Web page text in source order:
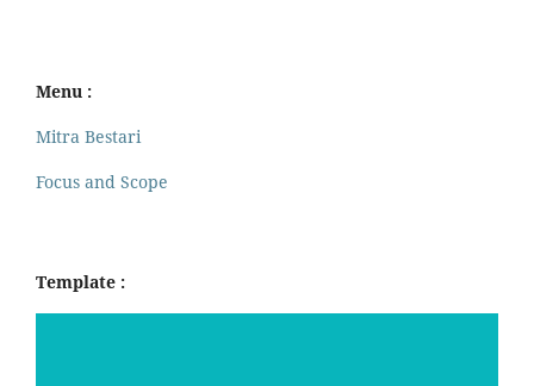
Menu :
Mitra Bestari
Focus and Scope
Template :